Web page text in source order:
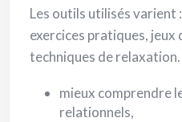
Les outils utilisés varient
exercices pratiques, jeux
techniques de relaxation.
mieux comprendre
relationnels,